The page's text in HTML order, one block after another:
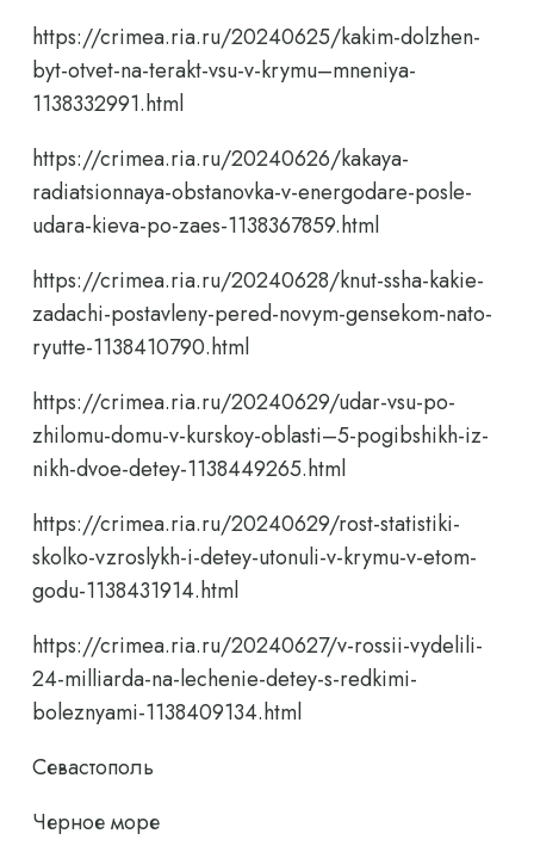
https://crimea.ria.ru/20240625/kakim-dolzhen-
byt-otvet-na-terakt-vsu-v-krymu–mneniya-
1138332991.html
https://crimea.ria.ru/20240626/kakaya-
radiatsionnaya-obstanovka-v-energodare-posle-
udara-kieva-po-zaes-1138367859.html
https://crimea.ria.ru/20240628/knut-ssha-kakie-
zadachi-postavleny-pered-novym-gensekom-nato-
ryutte-1138410790.html
https://crimea.ria.ru/20240629/udar-vsu-po-
zhilomu-domu-v-kurskoy-oblasti–5-pogibshikh-iz-
nikh-dvoe-detey-1138449265.html
https://crimea.ria.ru/20240629/rost-statistiki-
skolko-vzroslykh-i-detey-utonuli-v-krymu-v-etom-
godu-1138431914.html
https://crimea.ria.ru/20240627/v-rossii-vydelili-
24-milliarda-na-lechenie-detey-s-redkimi-
boleznyami-1138409134.html
Севастополь
Черное море